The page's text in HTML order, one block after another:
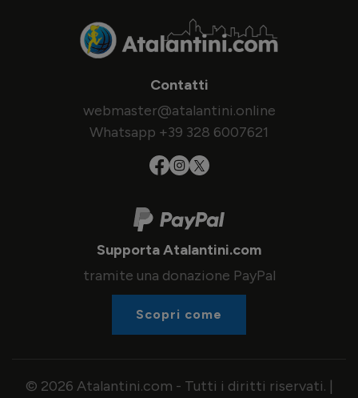
Contatti
webmaster@atalantini.online
Whatsapp +39 328 6007621
Supporta Atalantini.com
tramite una donazione PayPal
Scopri come
© 2026 Atalantini.com - Tutti i diritti riservati. |